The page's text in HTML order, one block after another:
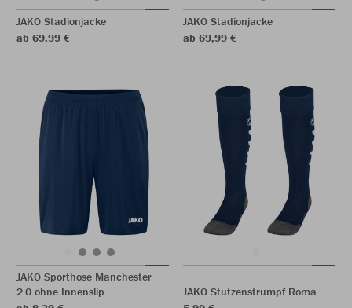
JAKO Stadionjacke
ab 69,99 €
JAKO Stadionjacke
ab 69,99 €
JAKO Sporthose Manchester
2.0 ohne Innenslip
JAKO Stutzenstrumpf Roma